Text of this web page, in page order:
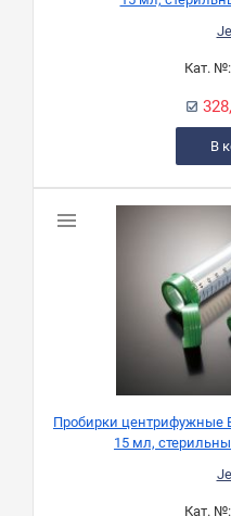
Кат. №:
В
Пробирки центрифужные
15 мл,
Кат. №: